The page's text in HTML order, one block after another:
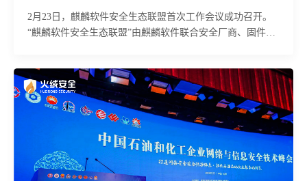
2月23日，麒麟软件安全生态联盟首次工作会议成功召开。
“麒麟软件安全生态联盟”由麒麟软件联合安全厂商、固件厂
安全作为首批成员单位正式加入。